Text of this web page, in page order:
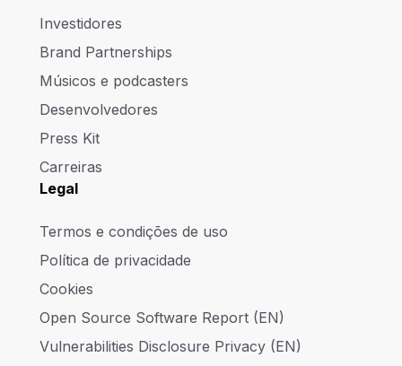
Investidores
Brand Partnerships
Músicos e podcasters
Desenvolvedores
Press Kit
Carreiras
Legal
Termos e condições de uso
Política de privacidade
Cookies
Open Source Software Report (EN)
Vulnerabilities Disclosure Privacy (EN)